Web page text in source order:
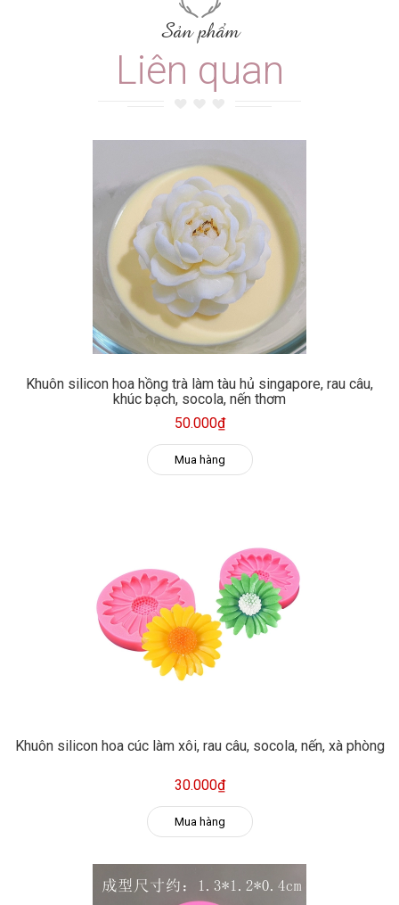
Sản phẩm
Liên quan
Khuôn silicon hoa hồng trà làm tàu hủ singapore, rau câu,
khúc bạch, socola, nến thơm
50.000₫
Mua hàng
Khuôn silicon hoa cúc làm xôi, rau câu, socola, nến, xà phòng
30.000₫
Mua hàng